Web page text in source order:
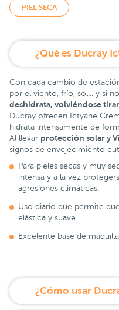
PIEL SECA
Con cada cambio de
por el viento, frío, sol... y si
deshidrata, volviéndose
Ducray ofrecen Ictyane
hidrata intensamente de
Al llevar protección solar y
signos de envejecimiento
Para pieles secas y muy
intensa y a la vez
agresiones climáticas.
Uso diario que permite
elástica y suave.
Excelente base de